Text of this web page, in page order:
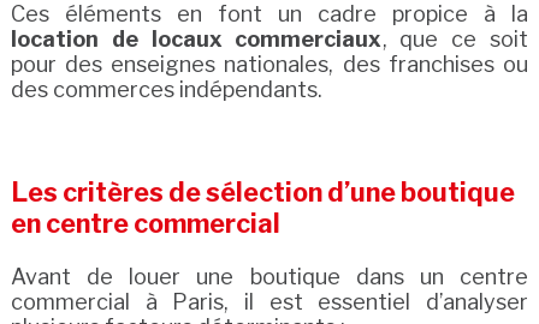
Ces éléments en font un cadre propice à la
location de locaux commerciaux, que ce soit
pour des enseignes nationales, des franchises ou
des commerces indépendants.
Les critères de sélection d’une boutique
en centre commercial
Avant de louer une boutique dans un centre
commercial à Paris, il est essentiel d’analyser